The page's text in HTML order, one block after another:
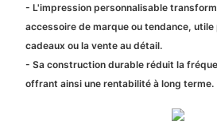
- L'impression personnalisable
accessoire de marque ou tendance,
cadeaux ou la vente au détail.
- Sa construction durable réduit la
offrant ainsi une rentabilité à long terme.